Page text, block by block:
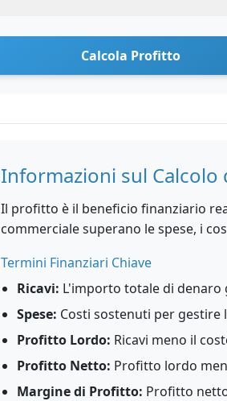
Calcola Profitto
Informazioni sul
Il profitto è il beneficio finanziario
commerciale superano le spese, i
Termini Finanziari Chiave
Ricavi: L'importo totale di denaro
Spese: Costi sostenuti per gestire
Profitto Lordo: Ricavi meno il
Profitto Netto: Profitto lordo
Margine di Profitto: Profitto